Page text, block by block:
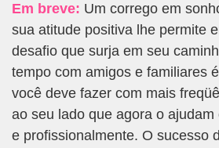
Em breve: Um corrego em
sua atitude positiva lhe permite
desafio que surja em seu
tempo com amigos e familiares
você deve fazer com mais
ao seu lado que agora o ajudam
e profissionalmente. O sucesso